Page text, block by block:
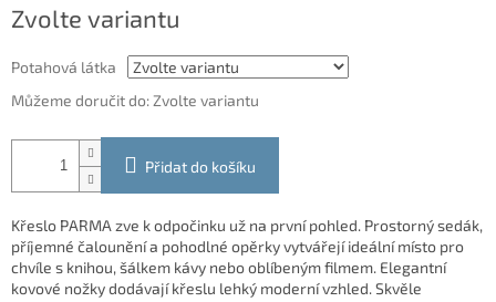
cena:
Zvolte variantu
Potahová látka
Můžeme doručit do: Zvolte variantu
Přidat do košíku
Křeslo PARMA zve k odpočinku už na první pohled. Prostorný sedák,
příjemné čalounění a pohodlné opěrky vytvářejí ideální místo pro
chvíle s knihou, šálkem kávy nebo oblíbeným filmem. Elegantní
kovové nožky dodávají křeslu lehký moderní vzhled. Skvěle